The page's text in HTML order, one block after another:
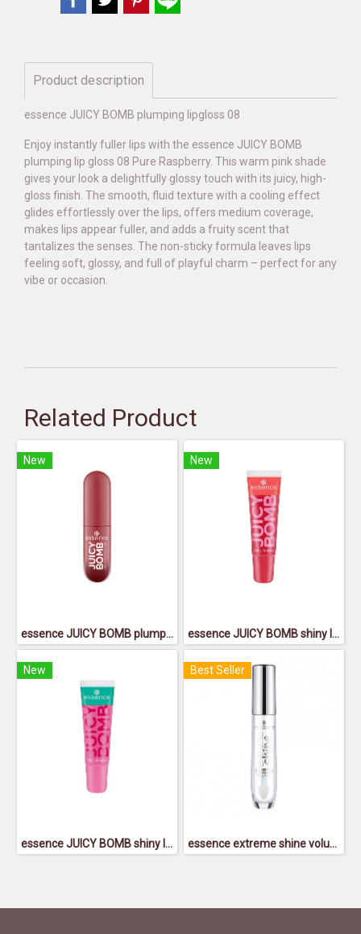
Product description
essence JUICY BOMB plumping lipgloss 08
Enjoy instantly fuller lips with the essence JUICY BOMB
plumping lip gloss 08 Pure Raspberry. This warm pink shade
gives your look a delightfully glossy touch with its juicy, high-
gloss finish. The smooth, fluid texture with a cooling effect
glides effortlessly over the lips, offers medium coverage,
makes lips appear fuller, and adds a fruity scent that
tantalizes the senses. The non-sticky formula leaves lips
feeling soft, glossy, and full of playful charm – perfect for any
vibe or occasion.
Related Product
New
essence JUICY BOMB plumping lipgloss 05
New
essence JUICY BOMB shiny lipgloss 104 - เอสเซนส์จูซซี่บอมบ์ชายน์นี่ลิปกลอส104
New
essence JUICY BOMB shiny lipgloss 102 - เอสเซนส์จูซซี่บอมบ์ชายน์นี่ลิปกลอส102
Best Seller
essence extreme shine volume lipgloss 01